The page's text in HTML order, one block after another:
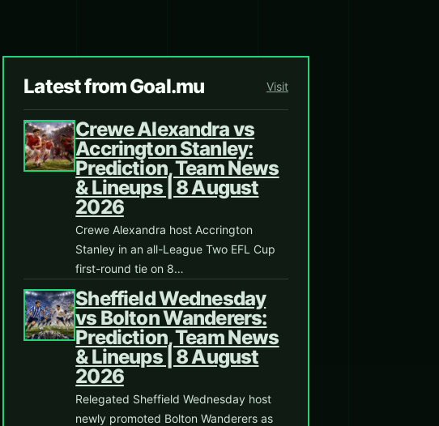
Latest from Goal.mu Visit
Crewe Alexandra vs
Accrington Stanley:
Prediction, Team News
& Lineups | 8 August
2026
Crewe Alexandra host Accrington
Stanley in an all-League Two EFL Cup
first-round tie on 8…
Sheffield Wednesday
vs Bolton Wanderers:
Prediction, Team News
& Lineups | 8 August
2026
Relegated Sheffield Wednesday host
newly promoted Bolton Wanderers as